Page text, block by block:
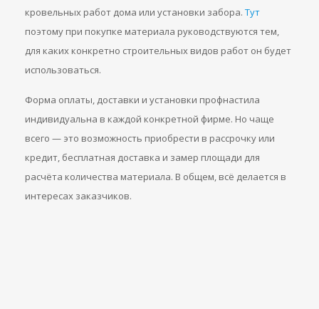
кровельных работ дома или установки забора. Тут
поэтому при покупке материала руководствуются тем,
для каких конкретно строительных видов работ он будет
использоваться.
Форма оплаты, доставки и установки профнастила
индивидуальна в каждой конкретной фирме. Но чаще
всего — это возможность приобрести в рассрочку или
кредит, бесплатная доставка и замер площади для
расчёта количества материала. В общем, всё делается в
интересах заказчиков.